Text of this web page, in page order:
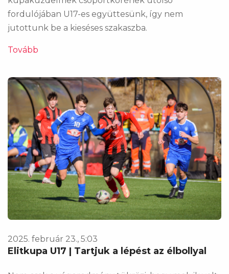
fordulójában U17-es együttesünk, így nem
jutottunk be a kieséses szakaszba.
Tovább
2025. február 23., 5:03
Elitkupa U17 | Tartjuk a lépést az élbollyal